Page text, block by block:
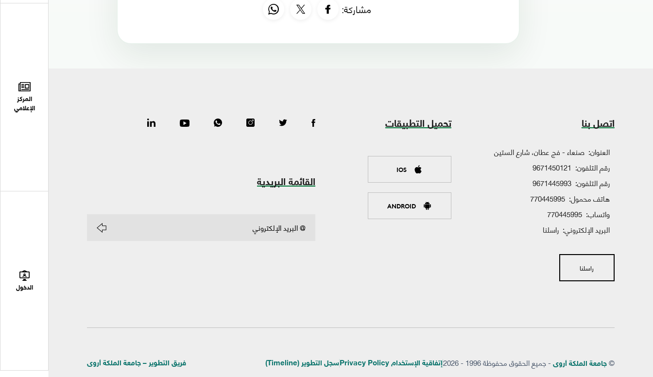
المركز
الإعلامي
الدخول
مشاركة:
اتصل بنا
العنوان: صنعاء - فج عطان، شارع الستين
رقم التلفون: 9671450121
رقم التلفون: 9671445993
هاتف محمول: 770445995
واتساب: 770445995
البريد الإلكتروني: راسلنا
راسلنا
تحميل التطبيقات
IOS
ANDROID
القائمة البريدية
©جامعة الملكة أروى - جميع الحقوق محفوظة 1996 - 2026 إتفاقية الإستخدام Privacy Policy سجل التطوير (Timeline) فريق التطوير – جامعة الملكة أروى